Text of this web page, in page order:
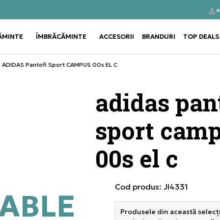
Use shift+Enter to open or close
ÎMBRĂCĂMINTE Use shift+Enter to open or close
ACCESORII BRANDURI TOP DEALS
ADIDAS Pantofi Sport CAMPUS 00s EL C
adidas
sport
00s el c
Cod produs: JI4331
Produsele din această